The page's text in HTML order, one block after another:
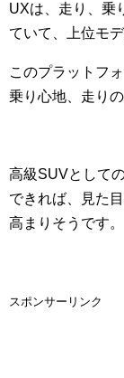
UXは、走り、乗
ていて、上位モ
このプラットフ
乗り心地、走り
高級SUVとして
できれば、見た
高まりそうです。
スポンサーリンク